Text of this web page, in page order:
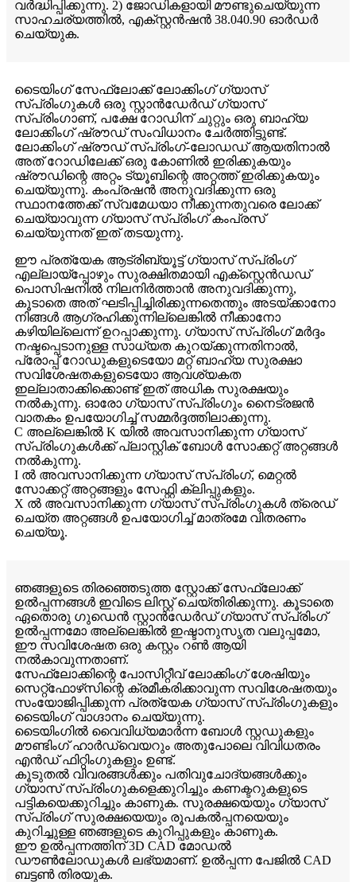
വർദ്ധിപ്പിക്കുന്നു. 2) ജോഡികളായി മൗണ്ടുചെയ്യുന്ന
സാഹചര്യത്തിൽ, എക്സ്റ്റൻഷൻ 38.040.90 ഓർഡർ
ചെയ്യുക.
ടൈയിംഗ് സേഫ്‌ലോക്ക് ലോക്കിംഗ് ഗ്യാസ്
സ്പ്രിംഗുകൾ ഒരു സ്റ്റാൻഡേർഡ് ഗ്യാസ്
സ്പ്രിംഗാണ്, പക്ഷേ റോഡിന് ചുറ്റും ഒരു ബാഹ്യ
ലോക്കിംഗ് ഷ്രൗഡ് സംവിധാനം ചേർത്തിട്ടുണ്ട്.
ലോക്കിംഗ് ഷ്രൗഡ് സ്പ്രിംഗ്-ലോഡഡ് ആയതിനാൽ
അത് റോഡിലേക്ക് ഒരു കോണിൽ ഇരിക്കുകയും
ഷ്രൗഡിന്റെ അറ്റം ട്യൂബിന്റെ അറ്റത്ത് ഇരിക്കുകയും
ചെയ്യുന്നു. കംപ്രഷൻ അനുവദിക്കുന്ന ഒരു
സ്ഥാനത്തേക്ക് സ്വമേധയാ നീക്കുന്നതുവരെ ലോക്ക്
ചെയ്യാവുന്ന ഗ്യാസ് സ്പ്രിംഗ് കംപ്രസ്
ചെയ്യുന്നത് ഇത് തടയുന്നു.
ഈ പ്രത്യേക ആട്രിബ്യൂട്ട് ഗ്യാസ് സ്പ്രിംഗ്
എല്ലായ്പ്പോഴും സുരക്ഷിതമായി എക്സ്റ്റെൻഡഡ്
പൊസിഷനിൽ നിലനിർത്താൻ അനുവദിക്കുന്നു,
കൂടാതെ അത് ഘടിപ്പിച്ചിരിക്കുന്നതെന്തും അടയ്ക്കാനോ
നിങ്ങൾ ആഗ്രഹിക്കുന്നില്ലെങ്കിൽ നീക്കാനോ
കഴിയില്ലെന്ന് ഉറപ്പാക്കുന്നു. ഗ്യാസ് സ്പ്രിംഗ് മർദ്ദം
നഷ്ടപ്പെടാനുള്ള സാധ്യത കുറയ്ക്കുന്നതിനാൽ,
പ്രോപ്പ് റോഡുകളുടെയോ മറ്റ് ബാഹ്യ സുരക്ഷാ
സവിശേഷതകളുടെയോ ആവശ്യകത
ഇല്ലാതാക്കിക്കൊണ്ട് ഇത് അധിക സുരക്ഷയും
നൽകുന്നു. ഓരോ ഗ്യാസ് സ്പ്രിംഗും നൈട്രജൻ
വാതകം ഉപയോഗിച്ച് സമ്മർദ്ദത്തിലാക്കുന്നു.
C അല്ലെങ്കിൽ K യിൽ അവസാനിക്കുന്ന ഗ്യാസ്
സ്പ്രിംഗുകൾക്ക് പ്ലാസ്റ്റിക് ബോൾ സോക്കറ്റ് അറ്റങ്ങൾ
നൽകുന്നു.
I ൽ അവസാനിക്കുന്ന ഗ്യാസ് സ്പ്രിംഗ്, മെറ്റൽ
സോക്കറ്റ് അറ്റങ്ങളും സേഫ്റ്റി ക്ലിപ്പുകളും.
X ൽ അവസാനിക്കുന്ന ഗ്യാസ് സ്പ്രിംഗുകൾ ത്രെഡ്
ചെയ്ത അറ്റങ്ങൾ ഉപയോഗിച്ച് മാത്രമേ വിതരണം
ചെയ്യൂ.
ഞങ്ങളുടെ തിരഞ്ഞെടുത്ത സ്റ്റോക്ക് സേഫ്‌ലോക്ക്
ഉൽപ്പന്നങ്ങൾ ഇവിടെ ലിസ്റ്റ് ചെയ്തിരിക്കുന്നു. കൂടാതെ
ഏതൊരു ഗുഡെൻ സ്റ്റാൻഡേർഡ് ഗ്യാസ് സ്പ്രിംഗ്
ഉൽപ്പന്നമോ അല്ലെങ്കിൽ ഇഷ്ടാനുസൃത വലുപ്പമോ,
ഈ സവിശേഷത ഒരു കസ്റ്റം റൺ ആയി
നൽകാവുന്നതാണ്.
സേഫ്‌ലോക്കിന്റെ പോസിറ്റീവ് ലോക്കിംഗ് ശേഷിയും
സെറ്റ്ഫോഴ്‌സിന്റെ ക്രമീകരിക്കാവുന്ന സവിശേഷതയും
സംയോജിപ്പിക്കുന്ന പ്രത്യേക ഗ്യാസ് സ്പ്രിംഗുകളും
ടൈയിംഗ് വാഗ്ദാനം ചെയ്യുന്നു.
ടൈയിംഗിൽ വൈവിധ്യമാർന്ന ബോൾ സ്റ്റഡുകളും
മൗണ്ടിംഗ് ഹാർഡ്‌വെയറും അതുപോലെ വിവിധതരം
എൻഡ് ഫിറ്റിംഗുകളും ഉണ്ട്.
കൂടുതൽ വിവരങ്ങൾക്കും പതിവുചോദ്യങ്ങൾക്കും
ഗ്യാസ് സ്പ്രിംഗുകളെക്കുറിച്ചും കണക്ടറുകളുടെ
പട്ടികയെക്കുറിച്ചും കാണുക. സുരക്ഷയെയും ഗ്യാസ്
സ്പ്രിംഗ് സുരക്ഷയെയും രൂപകൽപ്പനയെയും
കുറിച്ചുള്ള ഞങ്ങളുടെ കുറിപ്പുകളും കാണുക.
ഈ ഉൽപ്പന്നത്തിന് 3D CAD മോഡൽ
ഡൗൺലോഡുകൾ ലഭ്യമാണ്. ഉൽപ്പന്ന പേജിൽ CAD
ബട്ടൺ തിരയുക.